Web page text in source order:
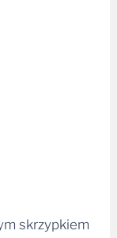
skrzypkiem